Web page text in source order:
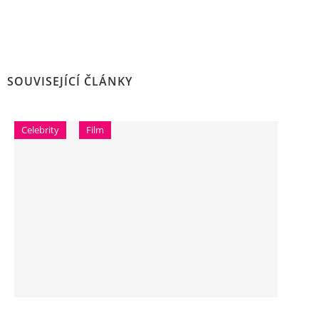
SOUVISEJÍCÍ ČLÁNKY
Celebrity Film